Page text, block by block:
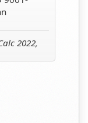
2022,